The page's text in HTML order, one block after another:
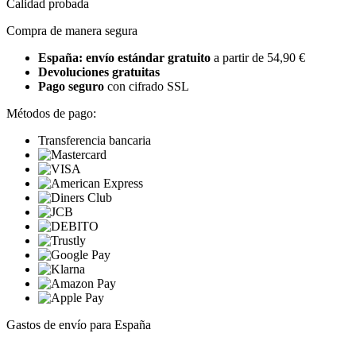
Calidad probada
Compra de manera segura
España: envío estándar gratuito a partir de 54,90 €
Devoluciones gratuitas
Pago seguro con cifrado SSL
Métodos de pago:
Transferencia bancaria
Gastos de envío para España